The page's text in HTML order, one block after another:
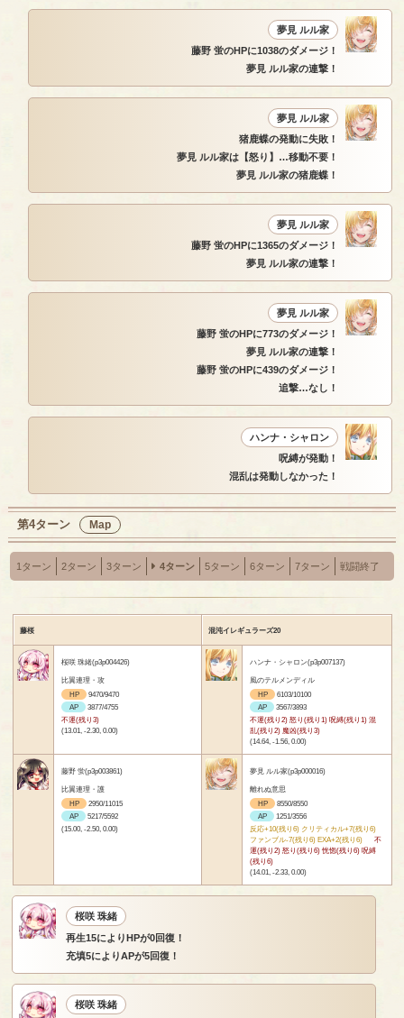
夢見 ルル家
藤野 蛍のHPに1038のダメージ！
夢見 ルル家の連撃！
夢見 ルル家
猪鹿蝶の発動に失敗！
夢見 ルル家は【怒り】…移動不要！
夢見 ルル家の猪鹿蝶！
夢見 ルル家
藤野 蛍のHPに1365のダメージ！
夢見 ルル家の連撃！
夢見 ルル家
藤野 蛍のHPに773のダメージ！
夢見 ルル家の連撃！
藤野 蛍のHPに439のダメージ！
追撃…なし！
ハンナ・シャロン
呪縛が発動！
混乱は発動しなかった！
第4ターン Map
1ターン 2ターン 3ターン 4ターン 5ターン 6ターン 7ターン 戦闘終了
藤桜 混沌イレギュラーズ20
桜咲 珠緒(p3p004426)
比翼連理・攻
HP
9470/9470
AP
3877/4755
不運(残り3)
(13.01, -2.30, 0.00)
ハンナ・シャロン(p3p007137)
風のテルメンディル
HP
6103/10100
AP
3567/3893
不運(残り2) 怒り(残り1) 呪縛(残り1) 混
乱(残り2) 魔凶(残り3)
(14.64, -1.56, 0.00)
藤野 蛍(p3p003861)
比翼連理・護
HP
2950/11015
AP
5217/5592
(15.00, -2.50, 0.00)
夢見 ルル家(p3p000016)
離れぬ意思
HP
8550/8550
AP
1251/3556
反応+10(残り6) クリティカル+7(残り6)
ファンブル-7(残り6) EXA+2(残り6)
不
運(残り2) 怒り(残り6) 恍惚(残り6) 呪縛
(残り6)
(14.01, -2.33, 0.00)
桜咲 珠緒
再生15によりHPが0回復！
充填5によりAPが5回復！
桜咲 珠緒